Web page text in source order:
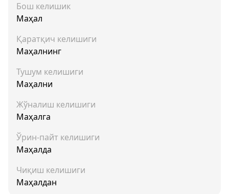
Бош келишик
Маҳал
Қаратқич келишиги
Маҳалнинг
Тушум келишиги
Маҳални
Жўналиш келишиги
Маҳалга
Ўрин-пайт келишиги
Маҳалда
Чиқиш келишиги
Маҳалдан